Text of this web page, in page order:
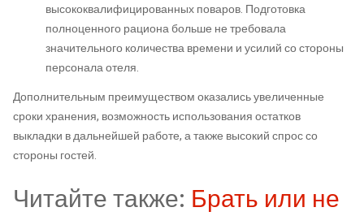
высококвалифицированных поваров. Подготовка
полноценного рациона больше не требовала
значительного количества времени и усилий со стороны
персонала отеля.
Дополнительным преимуществом оказались увеличенные
сроки хранения, возможность использования остатков
выкладки в дальнейшей работе, а также высокий спрос со
стороны гостей.
Читайте также: Брать или не